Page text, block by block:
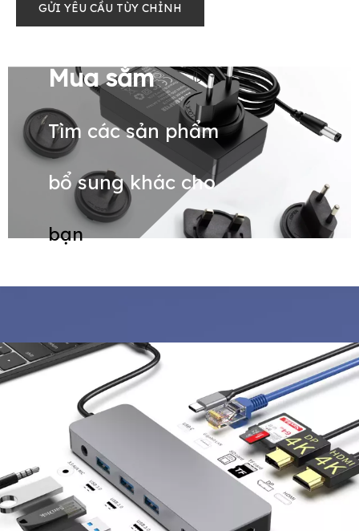
GỬI YÊU CẦU TÙY CHỈNH
Mua sắm
Tìm các sản phẩm
bổ sung khác cho
bạn